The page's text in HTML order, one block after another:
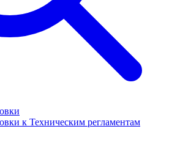
к Техническим регламентам